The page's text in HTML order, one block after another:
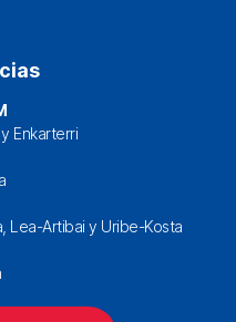
Enkarterri
Lea-Artibai y Uribe-Kosta